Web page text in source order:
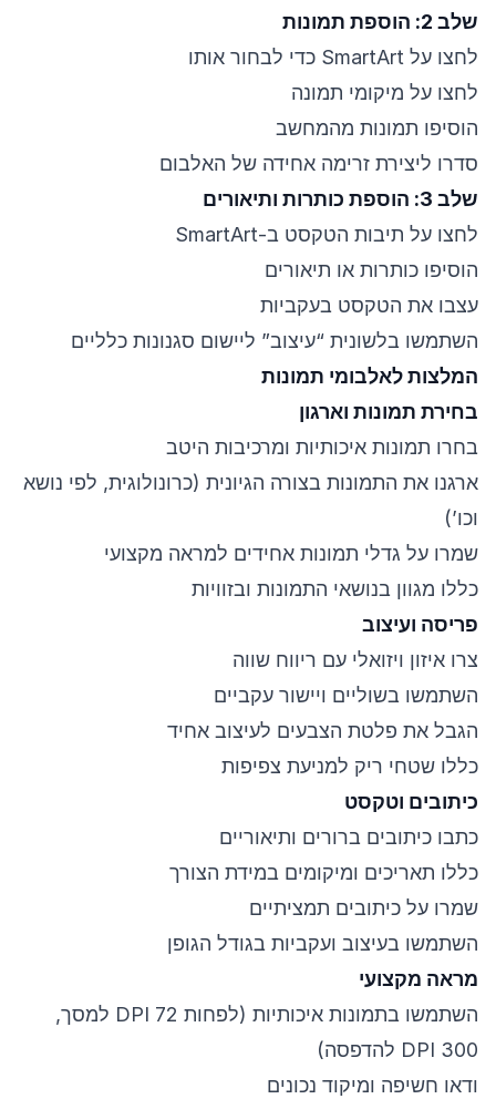
שלב 2: הוספת תמונות
לחצו על SmartArt כדי לבחור אותו
לחצו על מיקומי תמונה
הוסיפו תמונות מהמחשב
סדרו ליצירת זרימה אחידה של האלבום
שלב 3: הוספת כותרות ותיאורים
לחצו על תיבות הטקסט ב-SmartArt
הוסיפו כותרות או תיאורים
עצבו את הטקסט בעקביות
השתמשו בלשונית “עיצוב” ליישום סגנונות כלליים
המלצות לאלבומי תמונות
בחירת תמונות וארגון
בחרו תמונות איכותיות ומרכיבות היטב
ארגנו את התמונות בצורה הגיונית (כרונולוגית, לפי נושא
וכו’)
שמרו על גדלי תמונות אחידים למראה מקצועי
כללו מגוון בנושאי התמונות ובזוויות
פריסה ועיצוב
צרו איזון ויזואלי עם ריווח שווה
השתמשו בשוליים ויישור עקביים
הגבל את פלטת הצבעים לעיצוב אחיד
כללו שטחי ריק למניעת צפיפות
כיתובים וטקסט
כתבו כיתובים ברורים ותיאוריים
כללו תאריכים ומיקומים במידת הצורך
שמרו על כיתובים תמציתיים
השתמשו בעיצוב ועקביות בגודל הגופן
מראה מקצועי
השתמשו בתמונות איכותיות (לפחות 72 DPI למסך,
300 DPI להדפסה)
ודאו חשיפה ומיקוד נכונים